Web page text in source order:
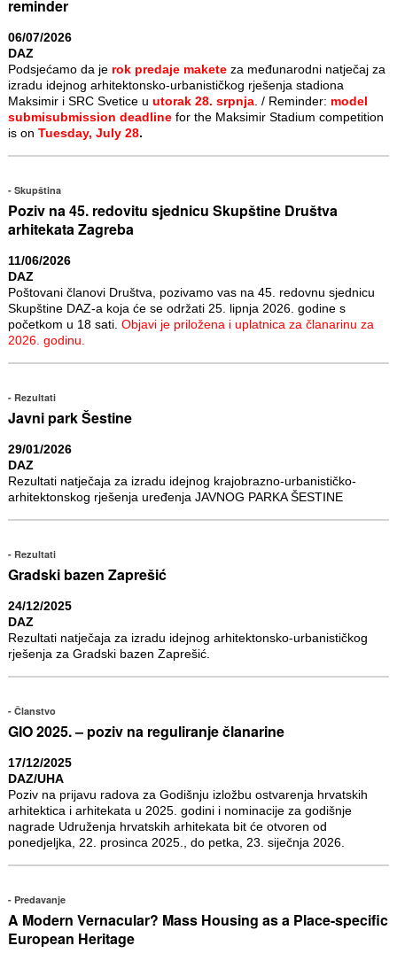
reminder
06/07/2026
DAZ
Podsjećamo da je rok predaje maketeza međunarodni natječaj za
izradu idejnog arhitektonsko-urbanističkog rješenja stadiona
Maksimir i SRC Svetice u utorak 28. srpnja. / Reminder: model
submisubmission deadlinefor the Maksimir Stadium competition
is on Tuesday, July 28.
Skupština
Poziv na 45. redovitu sjednicu Skupštine Društva
arhitekata Zagreba
11/06/2026
DAZ
Poštovani članovi Društva, pozivamo vas na 45. redovnu sjednicu
Skupštine DAZ-a koja će se održati 25. lipnja 2026. godine s
početkom u 18 sati. Objavi je priložena i uplatnica za članarinu za
2026. godinu.
Rezultati
Javni park Šestine
29/01/2026
DAZ
Rezultati natječaja za izradu idejnog krajobrazno-urbanističko-
arhitektonskog rješenja uređenja JAVNOG PARKA ŠESTINE
Rezultati
Gradski bazen Zaprešić
24/12/2025
DAZ
Rezultati natječaja za izradu idejnog arhitektonsko-urbanističkog
rješenja za Gradski bazen Zaprešić.
Članstvo
GIO 2025. – poziv na reguliranje članarine
17/12/2025
DAZ/UHA
Poziv na prijavu radova za Godišnju izložbu ostvarenja hrvatskih
arhitektica i arhitekata u 2025. godini i nominacije za godišnje
nagrade Udruženja hrvatskih arhitekata bit će otvoren od
ponedjeljka, 22. prosinca 2025., do petka, 23. siječnja 2026.
Predavanje
A Modern Vernacular? Mass Housing as a Place-specific
European Heritage